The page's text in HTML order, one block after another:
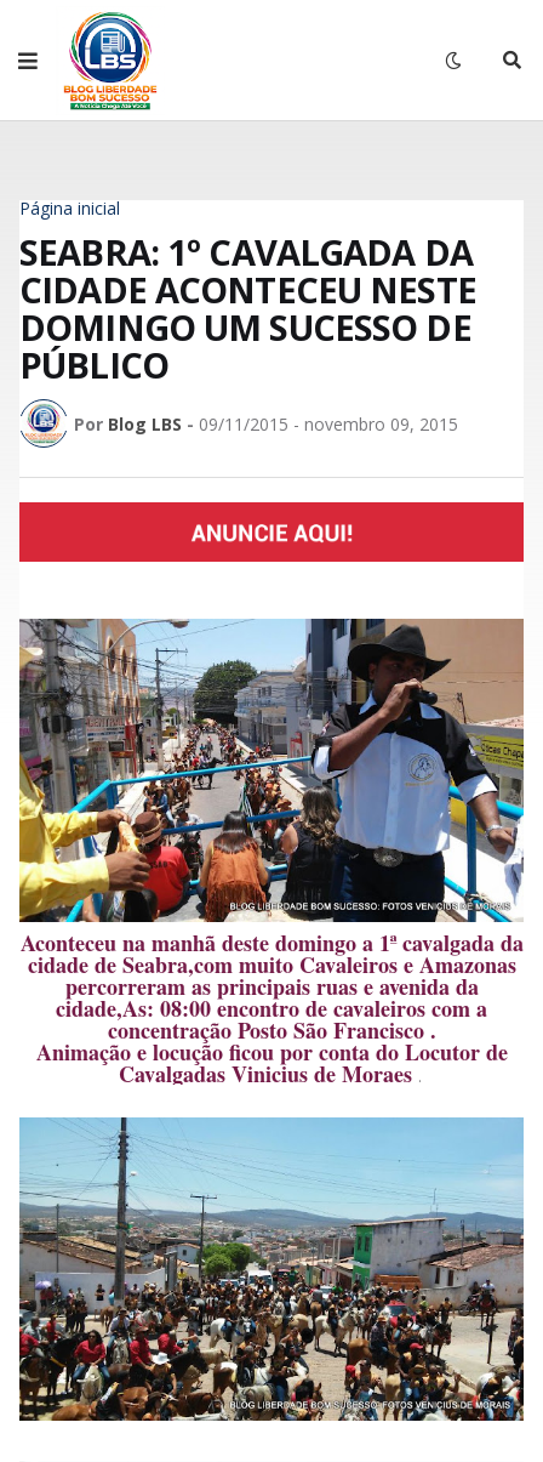
Página inicial
SEABRA: 1º CAVALGADA DA
CIDADE ACONTECEU NESTE
DOMINGO UM SUCESSO DE
PÚBLICO
Por Blog LBS - 09/11/2015 - novembro 09, 2015
Aconteceu na manhã deste domingo a 1ª cavalgada da
cidade de Seabra,com muito Cavaleiros e Amazonas
percorreram as principais ruas e avenida da
cidade,As: 08:00 encontro de cavaleiros com a
concentração Posto São Francisco .
Animação e locução ficou por conta do Locutor de
Cavalgadas Vinicius de Moraes .